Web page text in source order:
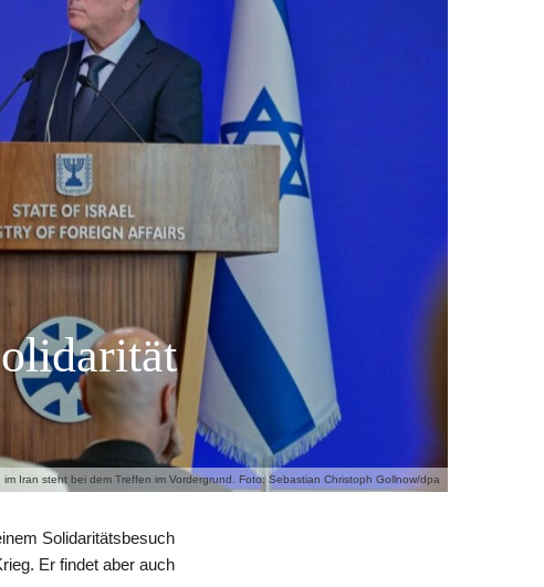
im Iran steht bei dem Treffen im Vordergrund. Foto: Sebastian Christoph Gollnow/dpa
Solidaritätsbesuch
Er findet aber auch